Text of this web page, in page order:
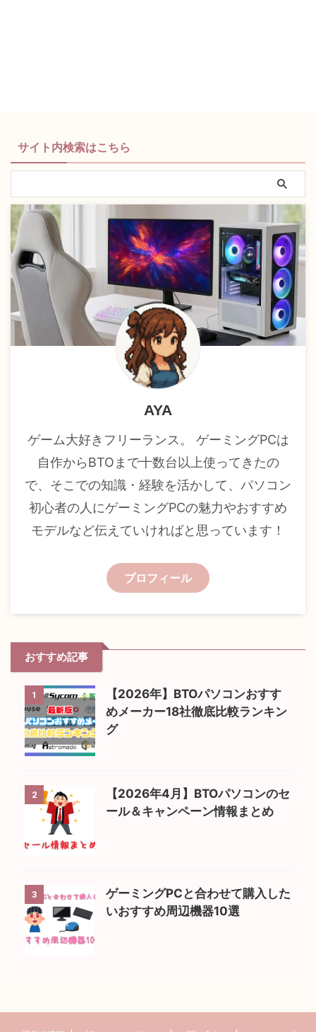
サイト内検索はこちら
AYA
ゲーム大好きフリーランス。 ゲーミングPCは
自作からBTOまで十数台以上使ってきたの
で、そこでの知識・経験を活かして、パソコン
初心者の人にゲーミングPCの魅力やおすすめ
モデルなど伝えていければと思っています！
プロフィール
おすすめ記事
1
【2026年】BTOパソコンおすす
めメーカー18社徹底比較ランキン
グ
2
【2026年4月】BTOパソコンのセ
ール＆キャンペーン情報まとめ
3
ゲーミングPCと合わせて購入した
いおすすめ周辺機器10選